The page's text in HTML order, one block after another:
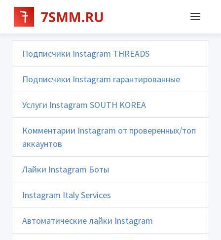
Подписчики Instagram THREADS
Подписчики Instagram гарантированные
Услуги Instagram SOUTH KOREA
Комментарии Instagram от проверенных/топ
аккаунтов
Лайки Instagram Боты
Instagram Italy Services
Автоматические лайки Instagram